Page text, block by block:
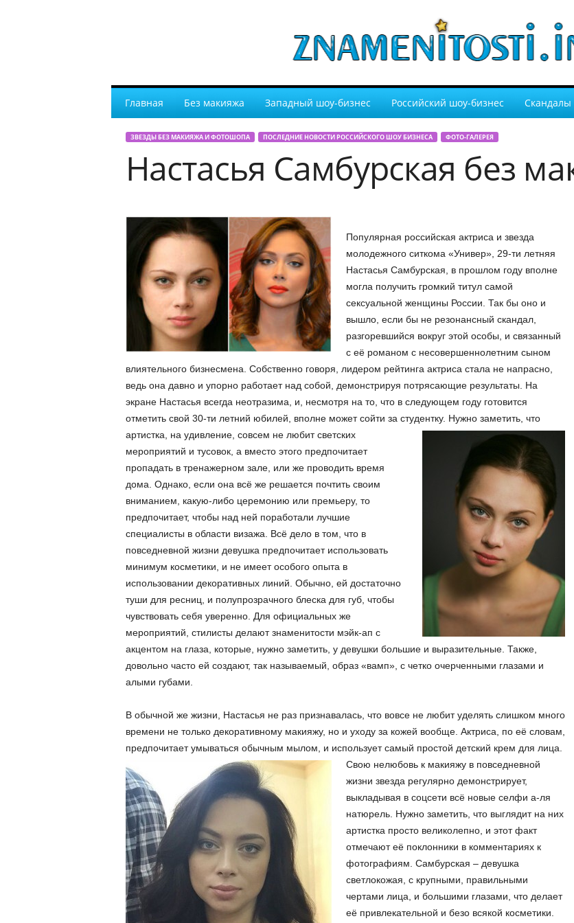
Главная Без макияжа Западный шоу-бизнес Российский шоу-бизнес Скандалы
ЗВЕЗДЫ БЕЗ МАКИЯЖА И ФОТОШОПА ПОСЛЕДНИЕ НОВОСТИ РОССИЙСКОГО ШОУ БИЗНЕСА ФОТО-ГАЛЕРЕЯ
Настасья Самбурская без
Популярная российская актриса и звезда
молодежного ситкома «Универ», 29-ти летняя
Настасья Самбурская, в прошлом году вполне
могла получить громкий титул самой
сексуальной женщины России. Так бы оно и
вышло, если бы не резонансный скандал,
разгоревшийся вокруг этой особы, и связанный
с её романом с несовершеннолетним сыном
влиятельного бизнесмена. Собственно говоря, лидером рейтинга актриса стала не напрасно,
ведь она давно и упорно работает над собой, демонстрируя потрясающие результаты. На
экране Настасья всегда неотразима, и, несмотря на то, что в следующем году готовится
отметить свой 30-ти летний юбилей, вполне может сойти за студентку. Нужно заметить, что
артистка, на удивление, совсем не любит светских
мероприятий и тусовок, а вместо этого предпочитает
пропадать в тренажерном зале, или же проводить время
дома. Однако, если она всё же решается почтить своим
вниманием, какую-либо церемонию или премьеру, то
предпочитает, чтобы над ней поработали лучшие
специалисты в области визажа. Всё дело в том, что в
повседневной жизни девушка предпочитает использовать
минимум косметики, и не имеет особого опыта в
использовании декоративных линий. Обычно, ей достаточно
туши для ресниц, и полупрозрачного блеска для губ, чтобы
чувствовать себя уверенно. Для официальных же
мероприятий, стилисты делают знаменитости мэйк-ап с
акцентом на глаза, которые, нужно заметить, у девушки большие и выразительные. Также,
довольно часто ей создают, так называемый, образ «вамп», с четко очерченными глазами и
алыми губами.
В обычной же жизни, Настасья не раз признавалась, что вовсе не любит уделять слишком много
времени не только декоративному макияжу, но и уходу за кожей вообще. Актриса, по её словам,
предпочитает умываться обычным мылом, и использует самый простой детский крем для лица.
Свою нелюбовь к макияжу в повседневной
жизни звезда регулярно демонстрирует,
выкладывая в соцсети всё новые селфи а-ля
натюрель. Нужно заметить, что выглядит на них
артистка просто великолепно, и этот факт
отмечают её поклонники в комментариях к
фотографиям. Самбурская – девушка
светлокожая, с крупными, правильными
чертами лица, и большими глазами, что делает
её привлекательной и безо всякой косметики.